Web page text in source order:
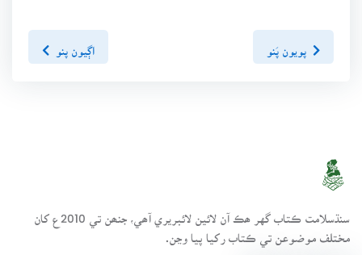
اڳيون پنو
سنڌسلامت ڪتاب گهر ھڪ آن لائين لائبريري آھي، جنھن تي 2010ع کان
مختلف موضوعن تي ڪتاب رکيا پيا وڃن.